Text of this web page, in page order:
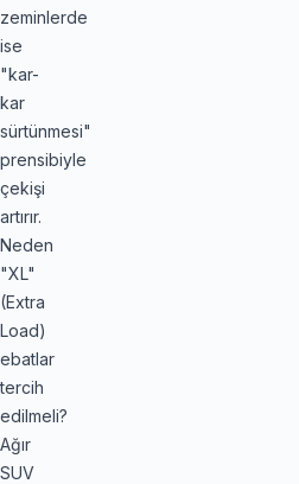
zeminlerde
ise
"kar-
kar
sürtünmesi"
prensibiyle
çekişi
artırır.
Neden
"XL"
(Extra
Load)
ebatlar
tercih
edilmeli?
Ağır
SUV